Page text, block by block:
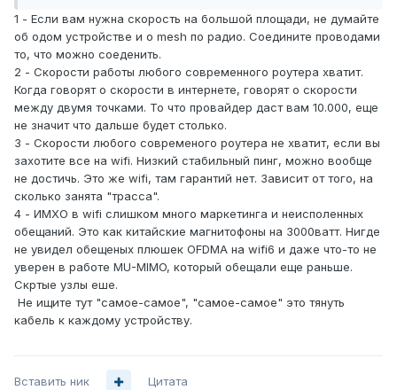
фиксирования выбранного канала без автоматической
смены его в рамках выбранной частоты. Достаточным
объемом памяти и стабильностью работы, желательно
европейской сборки (не Китай) из флагманских моделей
премиум уровня.
Оптоволоконный кабель одномодальный должен
заводиться непосредственно ввиде персональной
выделенной линии (без деления с другими абонентами)
от провайдера в квартиру и подключаться
непосредственно напрямую к PON порту моего роутера
по технологии GPON без всяких дополнительных
терминалов провайдера с расчетом скорости от 1 Гб/с
до 10 Гб/с (на перспективу 10-15 лет, то есть когда у
провайдера будет предложение со скоростью выше,
чтобы им можно было воспользоваться, не меняя
каждый раз оборудование).
На сегодняшний день, у меня MikroTik HAP AX3 (в
основном из-за европейской сборки), который планирую
Буду благодарен каждому доброму совету))
1 - Если вам нужна скорость на большой площади, не думайте
об одом устройстве и о mesh по радио. Соедините проводами
то, что можно соеденить.
2 - Скорости работы любого современного роутера хватит.
Когда говорят о скорости в интернете, говорят о скорости
между двумя точками. То что провайдер даст вам 10.000, еще
не значит что дальше будет столько.
3 - Скорости любого современого роутера не хватит, если вы
захотите все на wifi. Низкий стабильный пинг, можно вообще
не достичь. Это же wifi, там гарантий нет. Зависит от того, на
сколько занята "трасса".
4 - ИМХО в wifi слишком много маркетинга и неисполенных
обещаний. Это как китайские магнитофоны на 3000ватт. Нигде
не увидел обещеных плюшек OFDMA на wifi6 и даже что-то не
уверен в работе MU-MIMO, который обещали еще раньше.
Скртые узлы еше.
Не ищите тут "самое-самое", "самое-самое" это тянуть
кабель к каждому устройству.
Вставить ник Цитата